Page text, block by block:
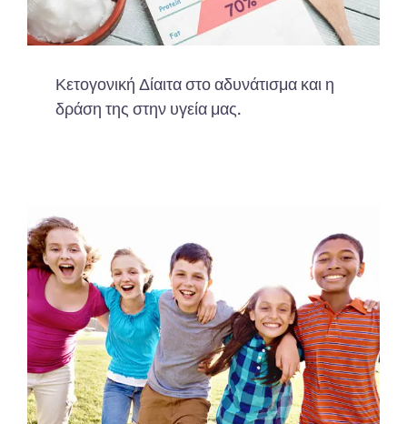
Κετογονική Δίαιτα στο αδυνάτισμα και η
δράση της στην υγεία μας.